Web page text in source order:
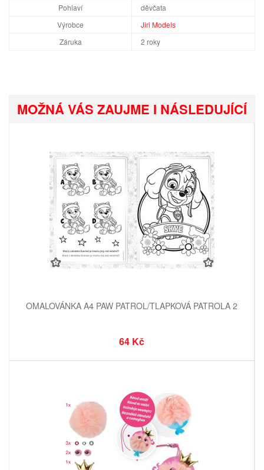
Pohlaví
děvčata
Výrobce
Jiri Models
Záruka
2 roky
MOŽNÁ VÁS ZAUJME I NÁSLEDUJÍCÍ
OMALOVÁNKA A4 PAW PATROL/TLAPKOVÁ PATROLA 2
64 Kč